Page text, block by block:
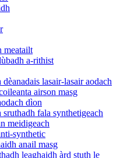
meatailt
a-rithist
lasair-lasair aodach
airson masg
dìon
fala synthetigeach
meidigeach
synthetic
anail masg
leaghaidh àrd stuth le